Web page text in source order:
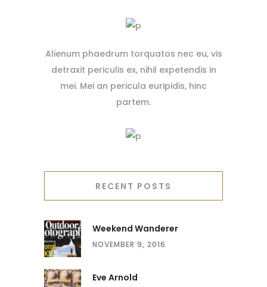
Alienum phaedrum torquatos nec eu, vis
detraxit periculis ex, nihil expetendis in
mei. Mei an pericula euripidis, hinc
partem.
RECENT POSTS
Weekend Wanderer
NOVEMBER 9, 2016
Eve Arnold